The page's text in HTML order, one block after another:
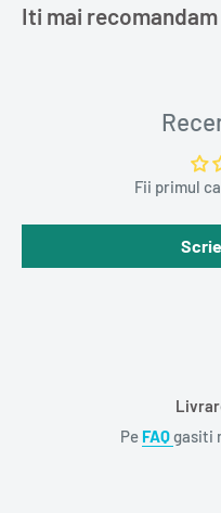
Iti mai recomandam
Fii primul
Pe FAQgasiti